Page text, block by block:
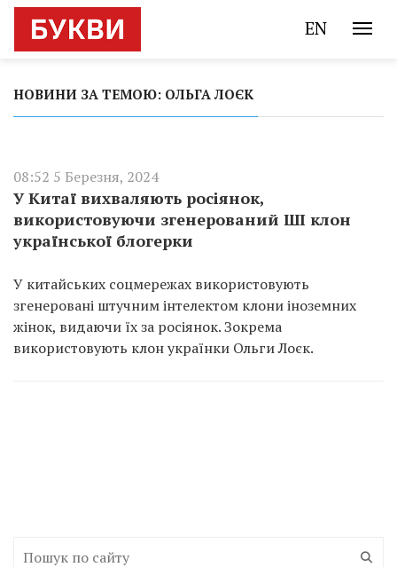
EN
НОВИНИ ЗА ТЕМОЮ: ОЛЬГА ЛОЄК
08:52 5 Березня, 2024
У Китаї вихваляють росіянок,
використовуючи згенерований ШІ клон
української блогерки
У китайських соцмережах використовують
згенеровані штучним інтелектом клони іноземних
жінок, видаючи їх за росіянок. Зокрема
використовують клон українки Ольги Лоєк.